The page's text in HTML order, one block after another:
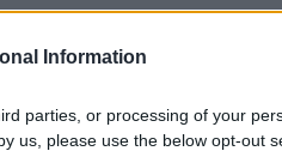
Information
parties, or processing of your
us, please use the below opt-out
σταμάτησε στο
εναντίον του